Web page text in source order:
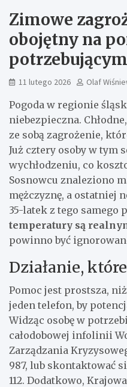
Zimowe
obojętny na
11 lutego 2026 Olaf
Pogoda w regionie
niebezpieczna.
ze sobą zagrożenie,
Już cztery osoby w tym
wychłodzeniu, co
Sosnowcu znaleziono
mężczyznę, a ostatniej
35-latek z tego samego
temperatury są
powinno być
Działanie,
Pomoc jest prostsza,
jeden telefon, by
Widząc osobę w
całodobowej infolinii
Zarządzania
987, lub skontaktować
112. Dodatkowo,